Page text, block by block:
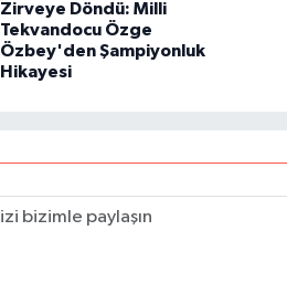
Zirveye Döndü: Milli
Tekvandocu Özge
Özbey'den Şampiyonluk
Hikayesi